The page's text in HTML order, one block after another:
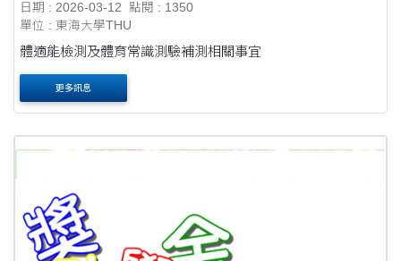
日期 : 2026-03-12
點閱 : 1350
單位 : 東海大學THU
體適能檢測及體育常識測驗補測相關事宜
更多訊息